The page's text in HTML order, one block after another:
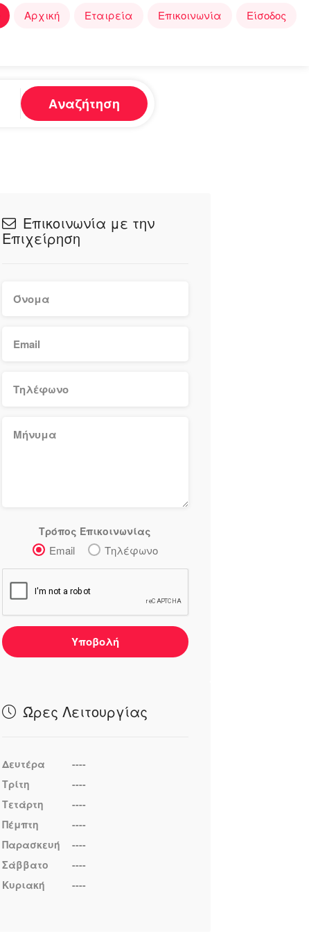
Αρχική Εταιρεία Επικοινωνία Είσοδος
Αναζήτηση
Επικοινωνία με την
Επιχείρηση
Τρόπος Επικοινωνίας
Email Τηλέφωνο
Υποβολή
Ώρες Λειτουργίας
Δευτέρα
----
Τρίτη
----
Τετάρτη
----
Πέμπτη
----
Παρασκευή
----
Σάββατο
----
Κυριακή
----